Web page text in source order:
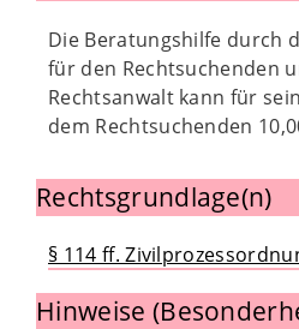
Die Beratungshilfe durch
für den Rechtsuchenden
Rechtsanwalt kann für
dem Rechtsuchenden
Rechtsgrundlage(n)
§ 114 ff.
Hinweise